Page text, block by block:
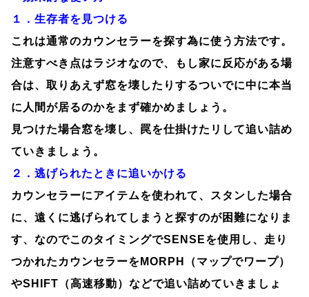
１．生存者を見つける
これは通常のカウンセラーを探す為に使う方法です。
注意すべき点はラジオなので、もし家に反応がある場
合は、取りあえず窓を壊したりするついでに中に本当
に人間が居るのかをまず確かめましょう。
見つけた場合窓を壊し、罠を仕掛けたリして追い詰め
ていきましょう。
２．逃げられたときに追いかける
カウンセラーにアイテムを使われて、スタンした場合
に、遠くに逃げられてしまうと探すのが困難になりま
す、なのでこのタイミングでSENSEを使用し、走り
つかれたカウンセラーをMORPH（マップでワープ）
やSHIFT（高速移動）などで追い詰めていきましょ